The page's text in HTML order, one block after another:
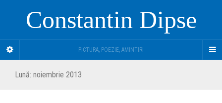
Constantin Dipse
PICTURA, POEZIE, AMINTIRI
Lună: noiembrie 2013